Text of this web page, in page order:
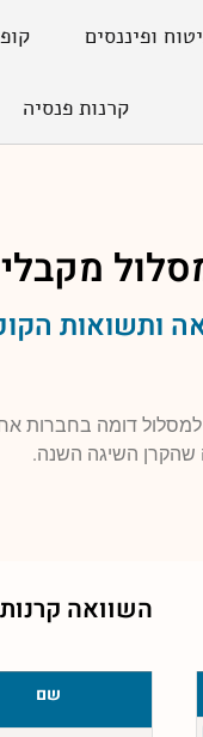
ופיננסים
קרנות פנסיה
ותשואות
דומה בחברות
השיגה השנה.
השוואה
שם